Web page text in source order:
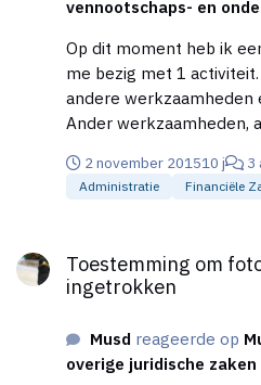
vennootschaps- en
Op dit moment heb ik
me bezig met 1 activiteit. Nu heb ik plannen om hier
andere werkzaamheden
Ander werkzaamheden,
eenmanszaak) gescheiden
rekeningen enz. Omdat ik geen meerdere
ondernemer-meerdere-
overweeg ik voor de
wel wat hoger liggen,
winst betreft verwacht ik
2 november 201510 j 3
Administratie Financiële
Toestemming om
ingetrokken
Musd reageerde op
overige juridische zaken